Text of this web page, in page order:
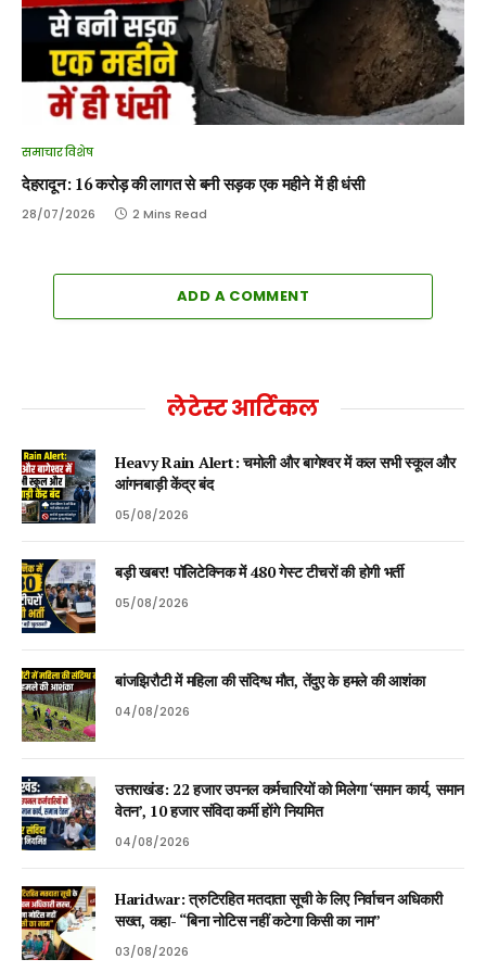
समाचार विशेष
देहरादून: 16 करोड़ की लागत से बनी सड़क एक महीने में ही धंसी
28/07/2026 2 Mins Read
ADD A COMMENT
लेटेस्ट आर्टिकल
Heavy Rain Alert: चमोली और बागेश्वर में कल सभी स्कूल और
आंगनबाड़ी केंद्र बंद
05/08/2026
बड़ी खबर! पॉलिटेक्निक में 480 गेस्ट टीचरों की होगी भर्ती
05/08/2026
बांजझिरौटी में महिला की संदिग्ध मौत, तेंदुए के हमले की आशंका
04/08/2026
उत्तराखंड: 22 हजार उपनल कर्मचारियों को मिलेगा ‘समान कार्य, समान
वेतन’, 10 हजार संविदा कर्मी होंगे नियमित
04/08/2026
Haridwar: त्रुटिरहित मतदाता सूची के लिए निर्वाचन अधिकारी
सख्त, कहा- “बिना नोटिस नहीं कटेगा किसी का नाम”
03/08/2026